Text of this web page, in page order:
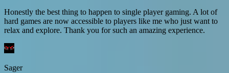
Honestly the best thing to happen to single player gaming. A lot of
hard games are now accessible to players like me who just want to
relax and explore. Thank you for such an amazing experience.
Sager